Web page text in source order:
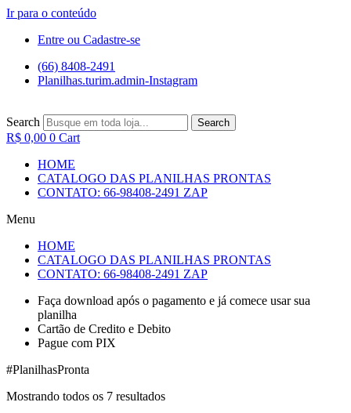
Ir para o conteúdo
Entre ou Cadastre-se
(66) 8408-2491
Planilhas.turim.admin-Instagram
Search Search
R$ 0,00 0 Cart
HOME
CATALOGO DAS PLANILHAS PRONTAS
CONTATO: 66-98408-2491 ZAP
Menu
HOME
CATALOGO DAS PLANILHAS PRONTAS
CONTATO: 66-98408-2491 ZAP
Faça download após o pagamento e já comece usar sua
planilha
Cartão de Credito e Debito
Pague com PIX
#PlanilhasPronta
Mostrando todos os 7 resultados